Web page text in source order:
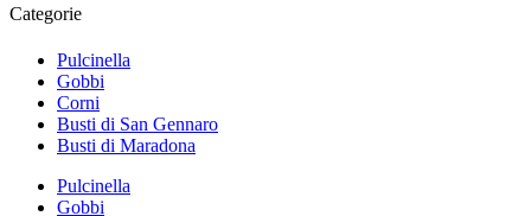
Categorie
Pulcinella
Gobbi
Corni
Busti di San Gennaro
Busti di Maradona
Pulcinella
Gobbi